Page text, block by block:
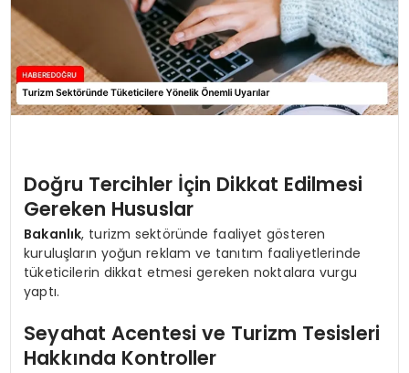
SAĞLIK
YAŞAM
Doğru Tercihler İçin Dikkat Edilmesi
Gereken Hususlar
Bakanlık, turizm sektöründe faaliyet gösteren
kuruluşların yoğun reklam ve tanıtım faaliyetlerinde
tüketicilerin dikkat etmesi gereken noktalara vurgu
yaptı.
Seyahat Acentesi ve Turizm Tesisleri
Hakkında Kontroller